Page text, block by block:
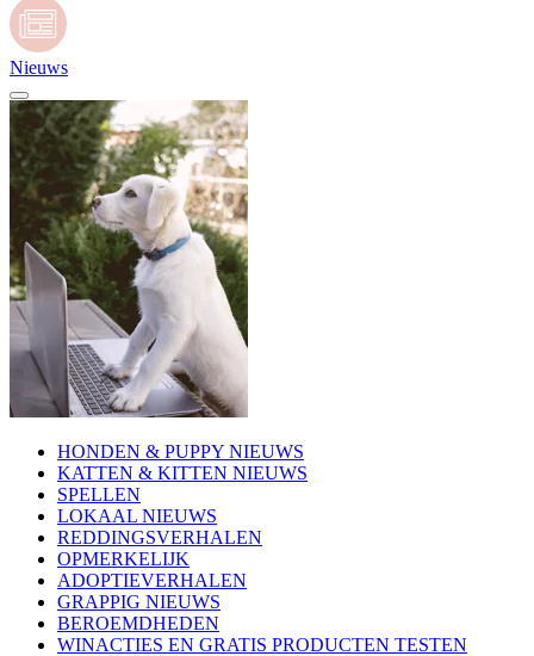
Nieuws
HONDEN & PUPPY NIEUWS
KATTEN & KITTEN NIEUWS
SPELLEN
LOKAAL NIEUWS
REDDINGSVERHALEN
OPMERKELIJK
ADOPTIEVERHALEN
GRAPPIG NIEUWS
BEROEMDHEDEN
WINACTIES EN GRATIS PRODUCTEN TESTEN